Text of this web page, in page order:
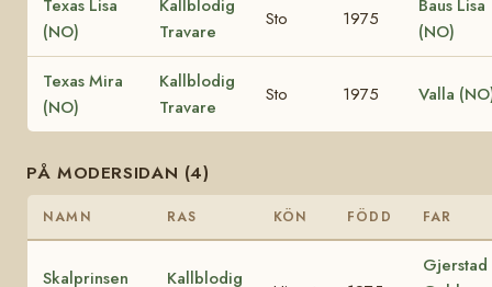
Texas Lisa
(NO)
Kallblodig
Travare
Sto 1975
Baus Lisa
(NO)
Texas Mira
(NO)
Kallblodig
Travare
Sto 1975 Valla
PÅ MODERSIDAN (4)
NAMN RAS KÖN FÖDD FAR
Skalprinsen
Kallblodig
Gjerstad